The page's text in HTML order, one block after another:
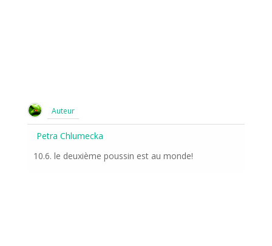
Auteur
Petra Chlumecka
10.6. le deuxième poussin est au monde!